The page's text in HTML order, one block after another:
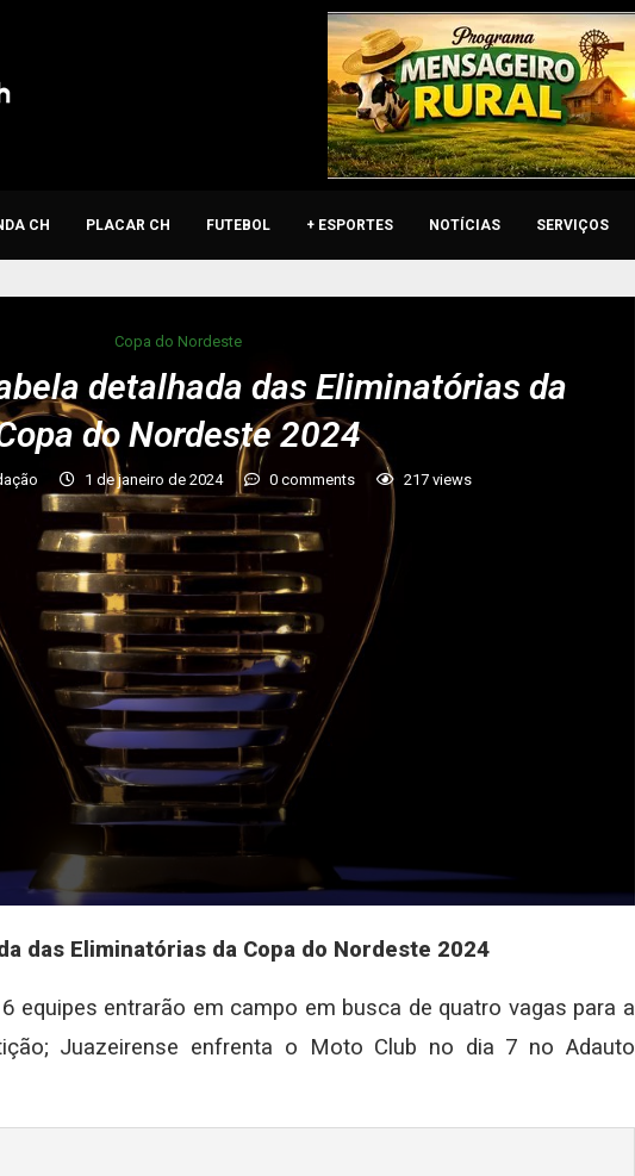
CH PLACAR CH FUTEBOL + ESPORTES NOTÍCIAS SERVIÇOS
Copa do Nordeste
detalhada das Eliminatórias da
do Nordeste 2024
1 de janeiro de 2024 0 comments 217 views
das Eliminatórias da Copa do Nordeste 2024
equipes entrarão em campo em busca de quatro vagas para a
Juazeirense enfrenta o Moto Club no dia 7 no Adauto